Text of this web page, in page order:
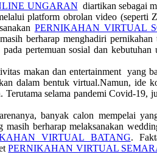
UNGARAN diartikan sebagai
platform obrolan video (seperti
PERNIKAHAN VIRTUAL
berharap menghadiri pernikahan
pertemuan sosial dan kebutuhan
makan dan entertainment yang
dalam bentuk virtual.Namun, ide
Terutama selama pandemi Covid-19,
banyak calon mempelai
berharap melaksanakan
VIRTUAL BATANG.
PERNIKAHAN VIRTUAL